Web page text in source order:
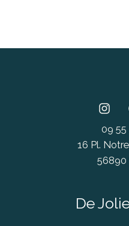
09 55
16 Pl.
56890
De